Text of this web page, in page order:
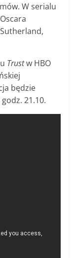
W serialu
Trustw HBO
będzie
21.10.